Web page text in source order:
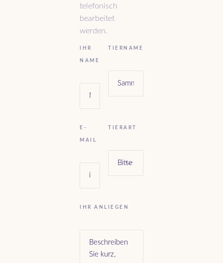
telefonisch
bearbeitet
werden.
IHR
NAME
TIERNAME
E-
MAIL
TIERART
IHR ANLIEGEN